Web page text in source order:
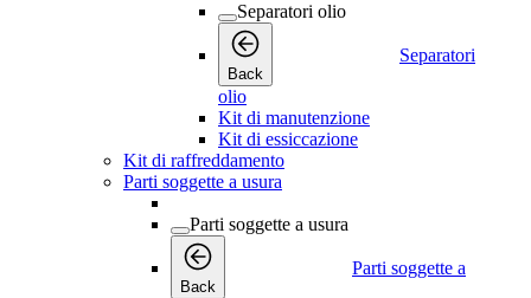
Separatori olio
Back
Separatori
olio
Kit di manutenzione
Kit di essiccazione
Kit di raffreddamento
Parti soggette a usura
Parti soggette a usura
Back
Parti soggette a